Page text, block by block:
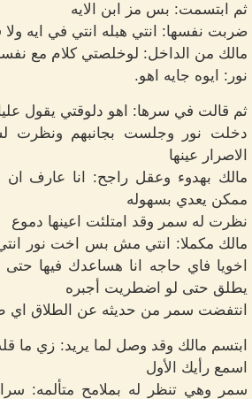
ثم ابتسمت: بس مز ابن الايه
ضربت نفسها: انتي هبله انتي في ايه ولا
مالك من الداخل: لوخلصتي كلام مع
نور: ايوه جايه اهو.
ثم قالت في سرها: اهو دلوقتي يقول
دخلت نور وجلست بجانبهم ونظرت
الاصرار عينها
مالك بهدوء وعقل راجح: انا عارف
ممكن يعدي بسهوله
نظرت له سمر وقد امتلئت اعينها دموع
مالك مكملا: انتي مش بس اخت نور
اخويا فاي حاجه انا هساعدك فيها
يطلق حتى لو اضطريت أجبره
انتفضت سمر من حديثه عن الطلاق اي
ابتسم مالك وقد وصل لما يريد: زي ما
اسمع رأيك الأول
سمر وهي تنظر له بملامح متألمه: